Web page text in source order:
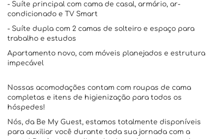
- Suíte principal com cama de casal, armário, ar-
condicionado e TV Smart
- Suíte dupla com 2 camas de solteiro e espaço para
trabalho e estudos
Apartamento novo, com móveis planejados e estrutura
impecável
Nossas acomodações contam com roupas de cama
completas e itens de higienização para todos os
hóspedes!
Nós, da Be My Guest, estamos totalmente disponíveis
para auxiliar você durante toda sua jornada com a